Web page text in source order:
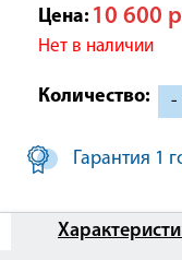
Цена: 10 600
Нет в наличии
Количество: -
Гарантия 1